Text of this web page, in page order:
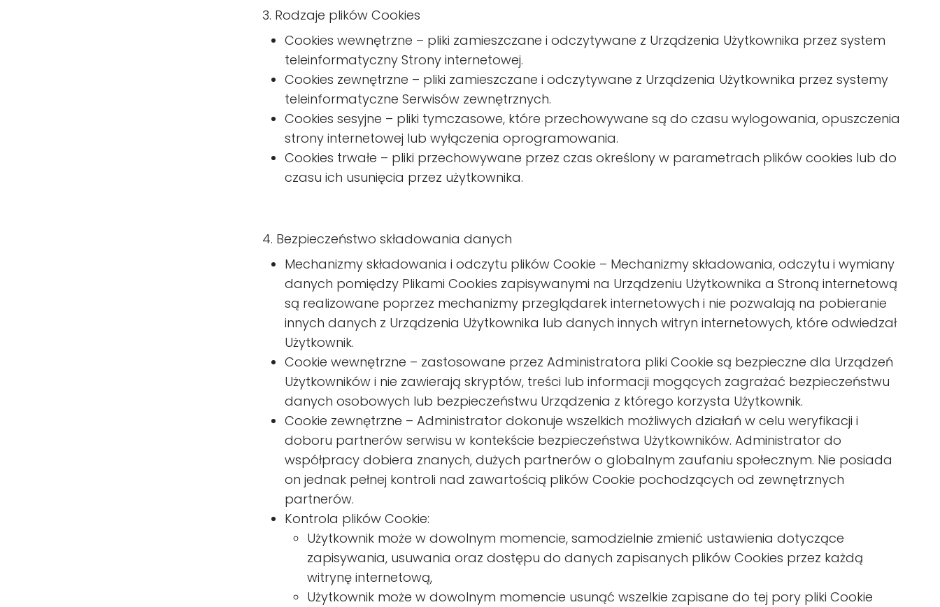
3. Rodzaje plików Cookies
Cookies wewnętrzne – pliki zamieszczane i odczytywane z Urządzenia Użytkownika przez system
teleinformatyczny Strony internetowej.
Cookies zewnętrzne – pliki zamieszczane i odczytywane z Urządzenia Użytkownika przez systemy
teleinformatyczne Serwisów zewnętrznych.
Cookies sesyjne – pliki tymczasowe, które przechowywane są do czasu wylogowania, opuszczenia
strony internetowej lub wyłączenia oprogramowania.
Cookies trwałe – pliki przechowywane przez czas określony w parametrach plików cookies lub do
czasu ich usunięcia przez użytkownika.
4. Bezpieczeństwo składowania danych
Mechanizmy składowania i odczytu plików Cookie – Mechanizmy składowania, odczytu i wymiany
danych pomiędzy Plikami Cookies zapisywanymi na Urządzeniu Użytkownika a Stroną internetową
są realizowane poprzez mechanizmy przeglądarek internetowych i nie pozwalają na pobieranie
innych danych z Urządzenia Użytkownika lub danych innych witryn internetowych, które odwiedzał
Użytkownik.
Cookie wewnętrzne – zastosowane przez Administratora pliki Cookie są bezpieczne dla Urządzeń
Użytkowników i nie zawierają skryptów, treści lub informacji mogących zagrażać bezpieczeństwu
danych osobowych lub bezpieczeństwu Urządzenia z którego korzysta Użytkownik.
Cookie zewnętrzne – Administrator dokonuje wszelkich możliwych działań w celu weryfikacji i
doboru partnerów serwisu w kontekście bezpieczeństwa Użytkowników. Administrator do
współpracy dobiera znanych, dużych partnerów o globalnym zaufaniu społecznym. Nie posiada
on jednak pełnej kontroli nad zawartością plików Cookie pochodzących od zewnętrznych
partnerów.
Kontrola plików Cookie:
Użytkownik może w dowolnym momencie, samodzielnie zmienić ustawienia dotyczące
zapisywania, usuwania oraz dostępu do danych zapisanych plików Cookies przez każdą
witrynę internetową,
Użytkownik może w dowolnym momencie usunąć wszelkie zapisane do tej pory pliki Cookie